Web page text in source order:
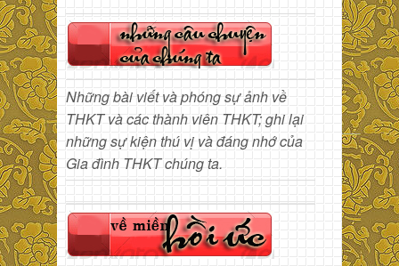
Những bài viết và phóng sự ảnh về
THKT và các thành viên THKT; ghi lại
những sự kiện thú vị và đáng nhớ của
Gia đình THKT chúng ta.